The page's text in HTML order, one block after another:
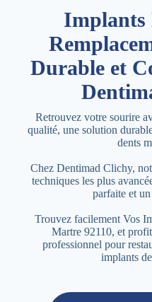
Implants
Durable et
Retrouvez votre sourire
qualité, une solution
dents
Chez Dentimad Clichy,
techniques les plus
parfaite et
Trouvez facilement Vos
Martre 92110, et
professionnel pour
implants